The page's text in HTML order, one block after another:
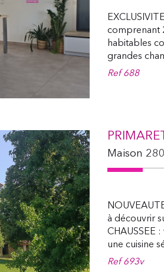
comprenant
habitables
grandes
Ref688
Maison
à découvrir
CHAUSSEE
une cuisine
Ref693v